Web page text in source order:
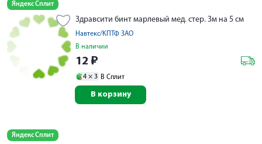
Яндекс Сплит
Здравсити бинт марлевый мед. стер. 3м на 5 см
Навтекс/КПТФ ЗАО
В наличии
12 ₽
4 × 3 В Сплит
В корзину
Яндекс Сплит